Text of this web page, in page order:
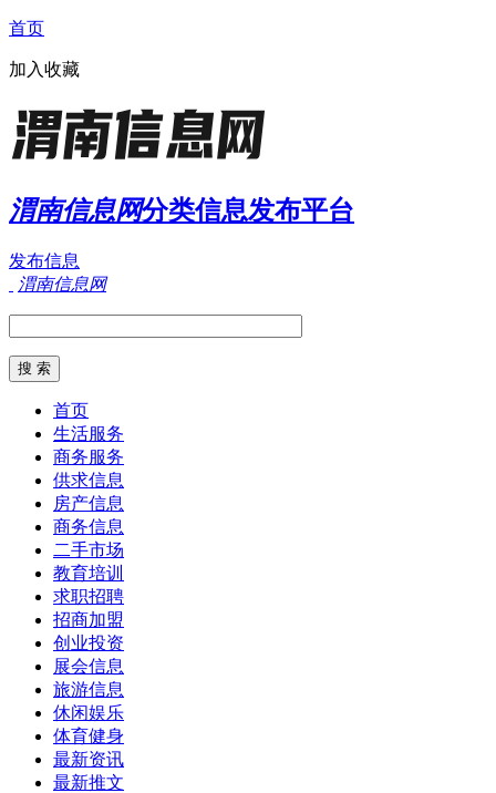
首页
加入收藏
渭南信息网分类信息发布平台
发布信息
渭南信息网
首页
生活服务
商务服务
供求信息
房产信息
商务信息
二手市场
教育培训
求职招聘
招商加盟
创业投资
展会信息
旅游信息
休闲娱乐
体育健身
最新资讯
最新推文